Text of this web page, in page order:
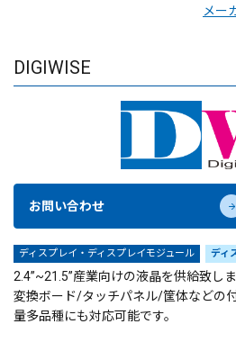
メー
DIGIWISE
お問い合わせ
ディスプレイ・ディスプレイモジュール ディ
2.4”~21.5”産業向けの液晶を供給致しま
変換ボード/タッチパネル/筐体などの
量多品種にも対応可能です。